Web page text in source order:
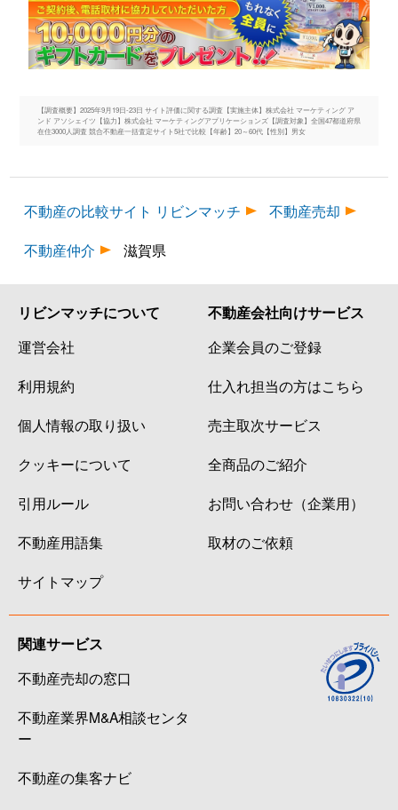
【調査概要】2025年9月19日-23日 サイト評価に関する調査【実施主体】株式会社 マーケティング ア
ンド アソシェイツ【協力】株式会社 マーケティングアプリケーションズ【調査対象】全国47都道府県
在住3000人調査 競合不動産一括査定サイト5社で比較【年齢】20～60代【性別】男女
不動産の比較サイト リビンマッチ
不動産売却
不動産仲介
滋賀県
リビンマッチについて
運営会社
利用規約
個人情報の取り扱い
クッキーについて
引用ルール
不動産用語集
サイトマップ
不動産会社向けサービス
企業会員のご登録
仕入れ担当の方はこちら
売主取次サービス
全商品のご紹介
お問い合わせ（企業用）
取材のご依頼
関連サービス
不動産売却の窓口
不動産業界M&A相談センタ
ー
不動産の集客ナビ